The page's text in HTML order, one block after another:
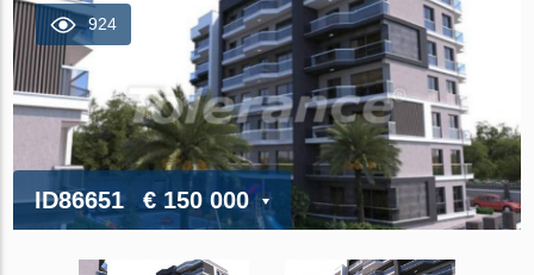
924
ID86651 € 150 000